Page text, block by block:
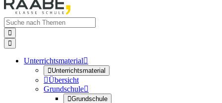


Unterrichtsmaterial
Unterrichtsmaterial
Übersicht
Grundschule
Grundschule